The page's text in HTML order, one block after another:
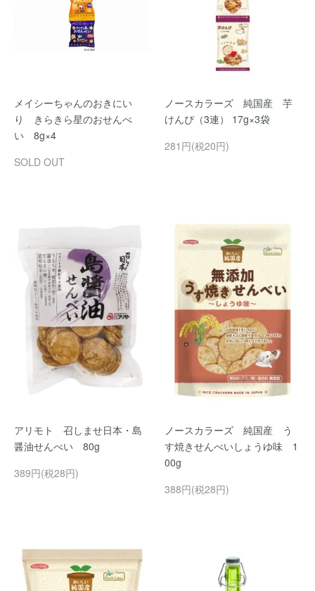
メイシーちゃんのおきにい
り きらきら星のおせんべ
い 8g×4
SOLD OUT
ノースカラーズ 純国産 芋
けんぴ（3連） 17g×3袋
281円(税20円)
アリモト 召しませ日本・島
醤油せんべい 80g
389円(税28円)
ノースカラーズ 純国産 う
す焼きせんべいしょうゆ味 1
00g
388円(税28円)